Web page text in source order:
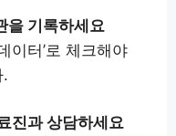
을 기록하세요
이터’로 체크해야
.
진과 상담하세요